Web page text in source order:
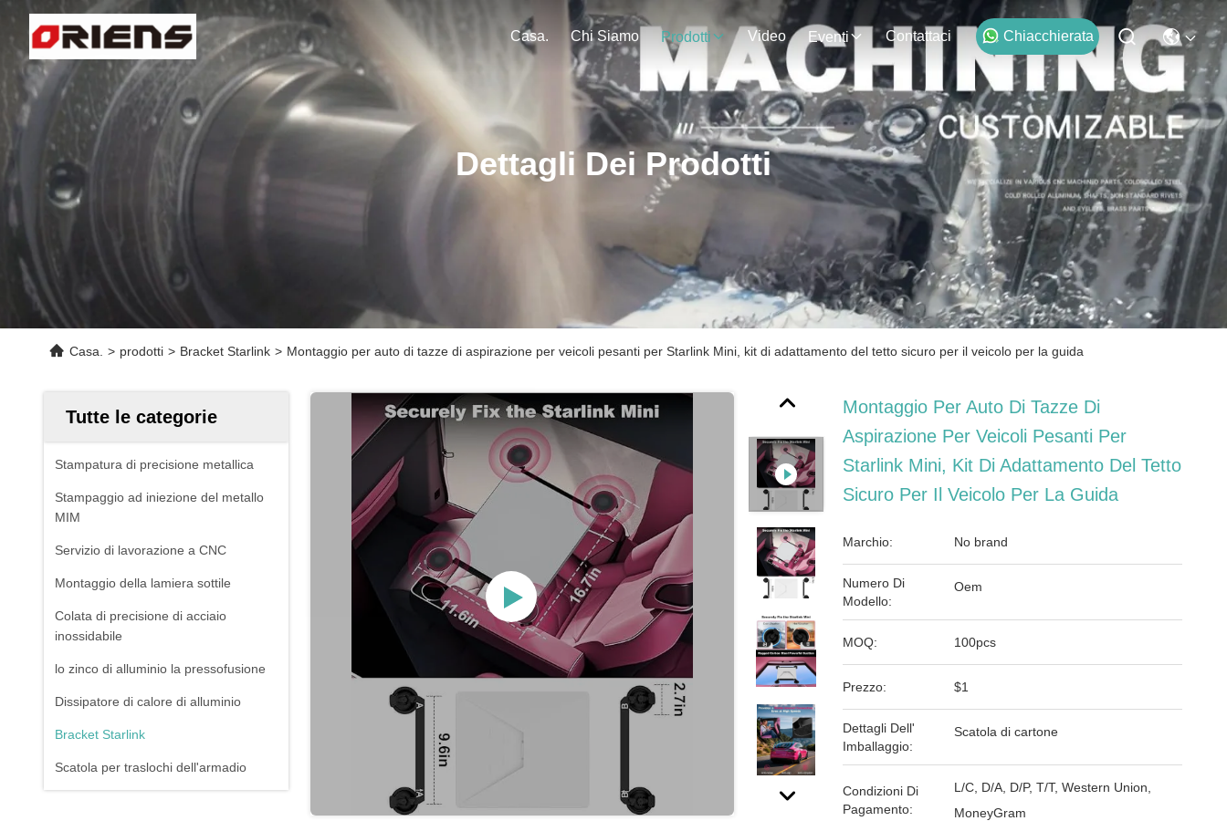
Casa. Chi Siamo Prodotti Video Eventi Contattaci Chiacchierata
Dettagli Dei Prodotti
Casa. > prodotti > Bracket Starlink > Montaggio per auto di tazze di aspirazione per veicoli pesanti per Starlink Mini, kit di adattamento del tetto sicuro per il veicolo per la guida
Tutte le categorie
Stampatura di precisione metallica
Stampaggio ad iniezione del metallo
MIM
Servizio di lavorazione a CNC
Montaggio della lamiera sottile
Colata di precisione di acciaio
inossidabile
lo zinco di alluminio la pressofusione
Dissipatore di calore di alluminio
Bracket Starlink
Scatola per traslochi dell'armadio
Montaggio Per Auto Di Tazze Di
Aspirazione Per Veicoli Pesanti Per
Starlink Mini, Kit Di Adattamento Del Tetto
Sicuro Per Il Veicolo Per La Guida
Marchio: No brand
Numero Di
Modello:
Oem
MOQ: 100pcs
Prezzo: $1
Dettagli Dell'
Imballaggio:
Scatola di cartone
Condizioni Di
Pagamento:
L/C, D/A, D/P, T/T, Western Union,
MoneyGram